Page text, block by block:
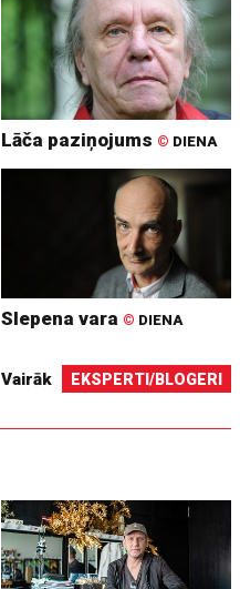
Lāča paziņojums © DIENA
Slepena vara © DIENA
Vairāk EKSPERTI/BLOGERI